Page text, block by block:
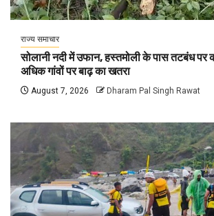
राज्य समाचार
सोलानी नदी में उफान, हस्तमोली के पास तटबंध
अधिक गांवों पर बाढ़ का खतरा
August 7, 2026 Dharam Pal Singh Rawat